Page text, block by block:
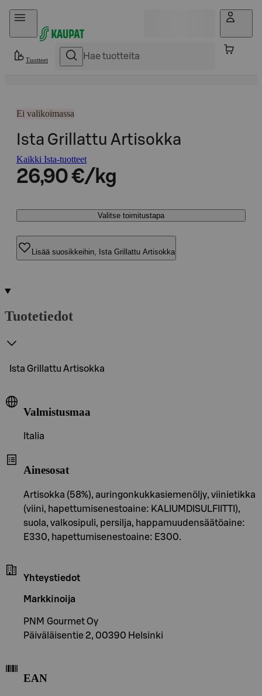
Hyppää sisältöön
Tuotteet
Ei valikoimassa
Ista Grillattu Artisokka
Kaikki Ista-tuotteet
26,90 €/kg
Valitse toimitustapa
Lisää suosikkeihin, Ista Grillattu Artisokka
Tuotetiedot
Ista Grillattu Artisokka
Valmistusmaa
Italia
Ainesosat
Artisokka (58%), auringonkukkasiemenöljy, viinietikka
(viini, hapettumisenestoaine: KALIUMDISULFIITTI),
suola, valkosipuli, persilja, happamuudensäätöaine:
E330, hapettumisenestoaine: E300.
Yhteystiedot
Markkinoija
PNM Gourmet Oy
Päiväläisentie 2, 00390 Helsinki
EAN